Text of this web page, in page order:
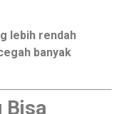
lebih rendah
banyak
Bisa